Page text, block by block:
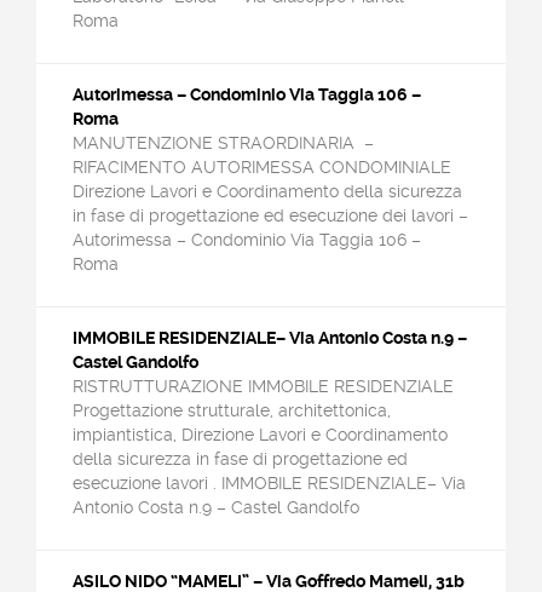
Roma
Autorimessa – Condominio Via Taggia 106 –
Roma
MANUTENZIONE STRAORDINARIA –
RIFACIMENTO AUTORIMESSA CONDOMINIALE
Direzione Lavori e Coordinamento della sicurezza
in fase di progettazione ed esecuzione dei lavori –
Autorimessa – Condominio Via Taggia 106 –
Roma
IMMOBILE RESIDENZIALE– Via Antonio Costa n.9 –
Castel Gandolfo
RISTRUTTURAZIONE IMMOBILE RESIDENZIALE
Progettazione strutturale, architettonica,
impiantistica, Direzione Lavori e Coordinamento
della sicurezza in fase di progettazione ed
esecuzione lavori . IMMOBILE RESIDENZIALE– Via
Antonio Costa n.9 – Castel Gandolfo
ASILO NIDO “MAMELI” – Via Goffredo Mameli, 31b